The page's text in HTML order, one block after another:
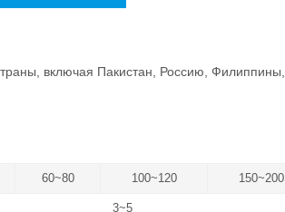
включая Пакистан, Россию, Филиппины,
60~80 100~120 150~200
3~5